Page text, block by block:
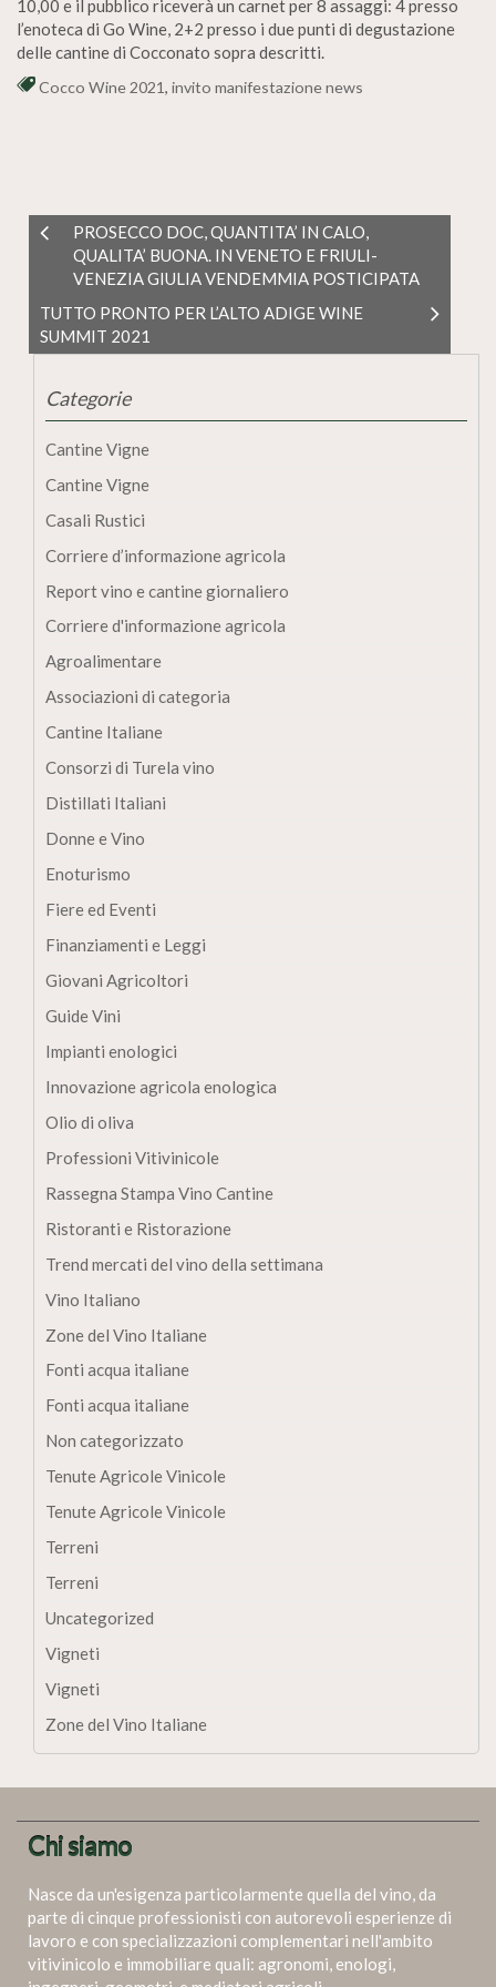
10,00 e il pubblico riceverà un carnet per 8 assaggi: 4 presso
l’enoteca di Go Wine, 2+2 presso i due punti di degustazione
delle cantine di Cocconato sopra descritti.
Cocco Wine 2021, invito manifestazione news
PROSECCO DOC, QUANTITA’ IN CALO,
QUALITA’ BUONA. IN VENETO E FRIULI-
VENEZIA GIULIA VENDEMMIA POSTICIPATA
TUTTO PRONTO PER L’ALTO ADIGE WINE
SUMMIT 2021
Categorie
Cantine Vigne
Cantine Vigne
Casali Rustici
Corriere d’informazione agricola
Report vino e cantine giornaliero
Corriere d'informazione agricola
Agroalimentare
Associazioni di categoria
Cantine Italiane
Consorzi di Turela vino
Distillati Italiani
Donne e Vino
Enoturismo
Fiere ed Eventi
Finanziamenti e Leggi
Giovani Agricoltori
Guide Vini
Impianti enologici
Innovazione agricola enologica
Olio di oliva
Professioni Vitivinicole
Rassegna Stampa Vino Cantine
Ristoranti e Ristorazione
Trend mercati del vino della settimana
Vino Italiano
Zone del Vino Italiane
Fonti acqua italiane
Fonti acqua italiane
Non categorizzato
Tenute Agricole Vinicole
Tenute Agricole Vinicole
Terreni
Terreni
Uncategorized
Vigneti
Vigneti
Zone del Vino Italiane
Chi siamo
Nasce da un'esigenza particolarmente quella del vino, da
parte di cinque professionisti con autorevoli esperienze di
lavoro e con specializzazioni complementari nell'ambito
vitivinicolo e immobiliare quali: agronomi, enologi,